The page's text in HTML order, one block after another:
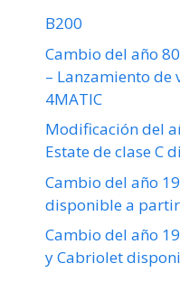
B200
Cambio del año
– Lanzamiento de
4MATIC
Modificación del
Estate de clase C
Cambio del año
disponible a
Cambio del año
y Cabriolet